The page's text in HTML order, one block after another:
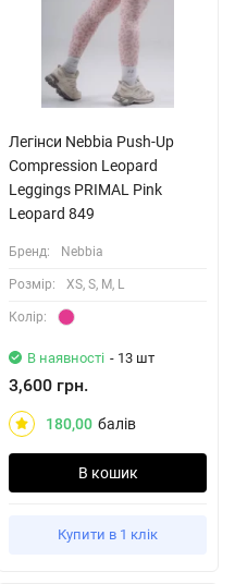
Легінси Nebbia Push-Up
Compression Leopard
Leggings PRIMAL Pink
Leopard 849
Бренд: Nebbia
Розмiр: XS, S, M, L
Колiр:
В наявності - 13 шт
3,600 грн.
180,00 балів
В кошик
Купити в 1 клік